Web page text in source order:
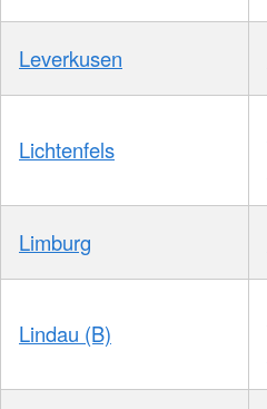
Leverkusen
Lichtenfels
Limburg
Lindau (B)